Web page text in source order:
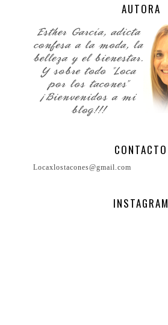
AUTORA
CONTACTO
Locaxlostacones@gmail.com
INSTAGRAM